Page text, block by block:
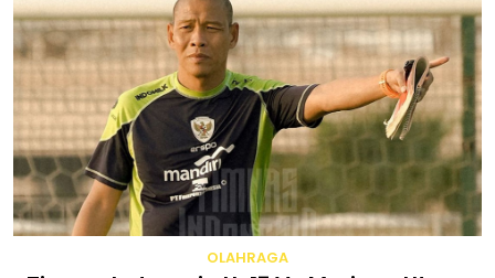
OLAHRAGA